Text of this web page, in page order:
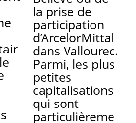
la prise de
participation
d’ArcelorMittal
dans Vallourec.
Parmi, les plus
petites
capitalisations
qui sont
particulièreme